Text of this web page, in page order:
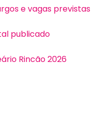
e vagas previstas
publicado
Rincão 2026